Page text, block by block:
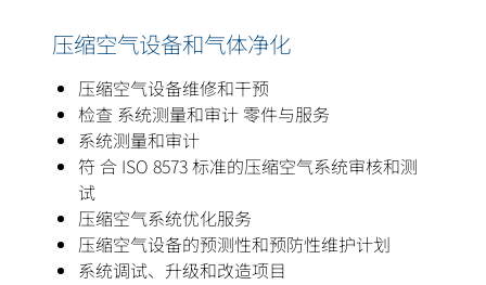
压缩空气设备和气体净化
压缩空气设备维修和干预
检查 系统测量和审计 零件与服务
系统测量和审计
符 合 ISO 8573 标准的压缩空气系统审核和测
试
压缩空气系统优化服务
压缩空气设备的预测性和预防性维护计划
系统调试、升级和改造项目